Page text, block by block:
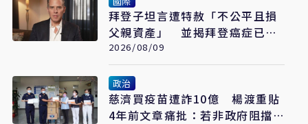
拜登子坦言遭特赦「不公平且損
父親資產」 並揭拜登癌症已擴
散至骨骼
2026/08/09
政治
慈濟買疫苗遭詐10億 楊渡重貼
4年前文章痛批：若非政府阻擋